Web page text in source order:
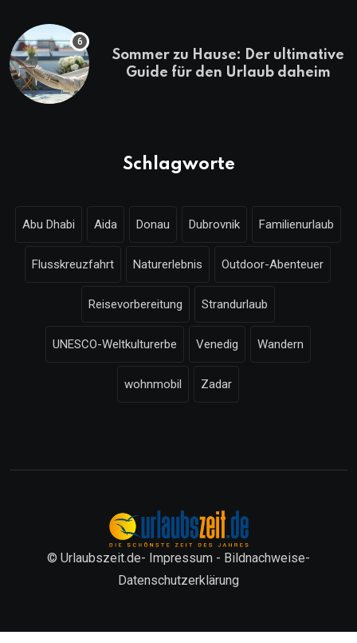
Sommer zu Hause: Der ultimative
Guide für den Urlaub daheim
Schlagworte
Abu Dhabi Aida Donau Dubrovnik Familienurlaub
Flusskreuzfahrt Naturerlebnis Outdoor-Abenteuer
Reisevorbereitung Strandurlaub
UNESCO-Weltkulturerbe Venedig Wandern
wohnmobil Zadar
© Urlaubszeit.de- Impressum - Bildnachweise-
Datenschutzerklärung